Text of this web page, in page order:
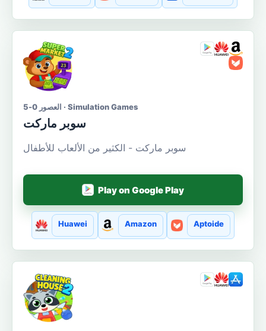
العصور 0-5 · Simulation Games
سوبر ماركت
سوبر ماركت - الكثير من الألعاب للأطفال
Play on Google Play
Huawei Amazon Aptoide